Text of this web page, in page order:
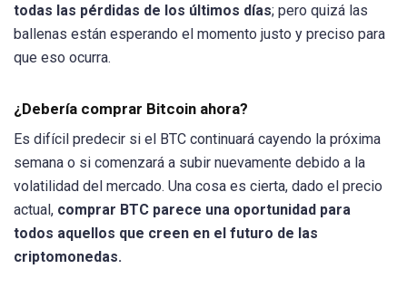
todas las pérdidas de los últimos días; pero quizá las
ballenas están esperando el momento justo y preciso para
que eso ocurra.
¿Debería comprar Bitcoin ahora?
Es difícil predecir si el BTC continuará cayendo la próxima
semana o si comenzará a subir nuevamente debido a la
volatilidad del mercado. Una cosa es cierta, dado el precio
actual, comprar BTC parece una oportunidad para
todos aquellos que creen en el futuro de las
criptomonedas.